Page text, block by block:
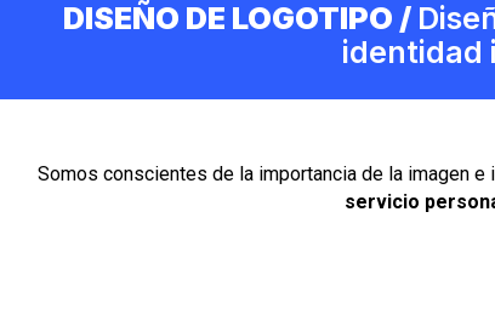
DISEÑO DE LOGOTIPO /
identidad
Somos conscientes de la importancia de la imagen
servicio